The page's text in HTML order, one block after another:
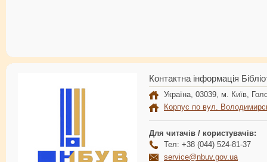
Контактна інформація
Україна, 03039, м. Київ,
Корпус по вул.
Для читачів / користувачів:
Тел: +38 (044) 524-81-37
service@nbuv.gov.ua